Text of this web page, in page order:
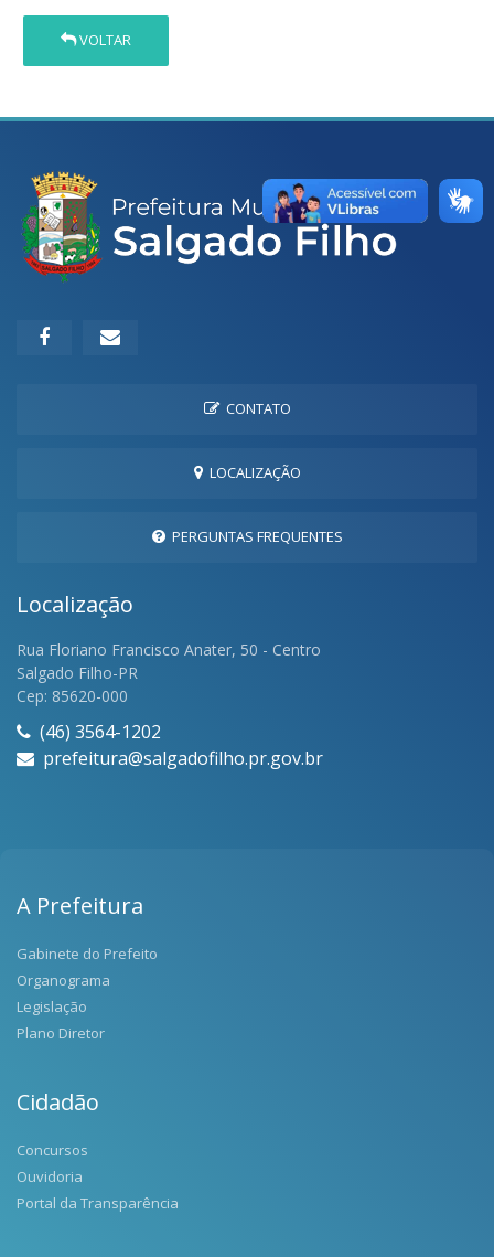
VOLTAR
CONTATO
LOCALIZAÇÃO
PERGUNTAS FREQUENTES
Localização
Rua Floriano Francisco Anater, 50 - Centro
Salgado Filho-PR
Cep: 85620-000
(46) 3564-1202
prefeitura@salgadofilho.pr.gov.br
A Prefeitura
Gabinete do Prefeito
Organograma
Legislação
Plano Diretor
Cidadão
Concursos
Ouvidoria
Portal da Transparência